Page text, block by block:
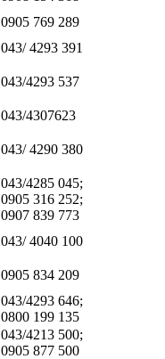
0905 769 289
043/ 4293 391
043/4293 537
043/4307623
043/ 4290 380
043/4285 045;
0905 316 252;
0907 839 773
043/ 4040 100
0905 834 209
043/4293 646;
0800 199 135
043/4213 500;
0905 877 500